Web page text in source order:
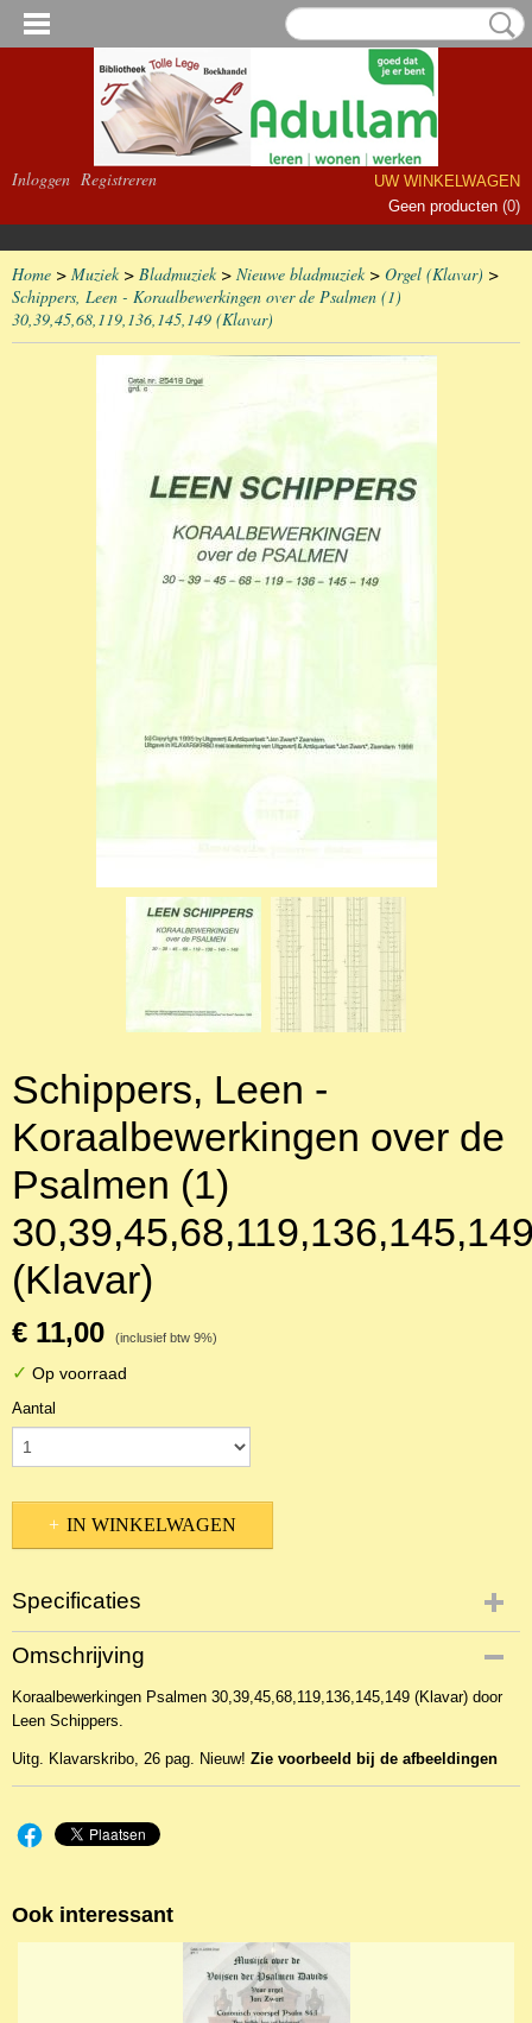
Inloggen Registreren
UW WINKELWAGEN
Geen producten (0)
Home > Muziek> Bladmuziek> Nieuwe bladmuziek> Orgel (Klavar) >
Schippers, Leen - Koraalbewerkingen over de Psalmen (1)
30,39,45,68,119,136,145,149 (Klavar)
Schippers, Leen -
Koraalbewerkingen over de
Psalmen (1)
(Klavar)
€ 11,00 (inclusief btw 9%)
✓ Op voorraad
Aantal
IN WINKELWAGEN
Specificaties
Productcode
NBLKOr-16773
EAN code
KL 25418
Omschrijving
Koraalbewerkingen Psalmen 30,39,45,68,119,136,145,149 (Klavar) door
Leen Schippers.
Uitg. Klavarskribo, 26 pag. Nieuw! Zie voorbeeld bij de afbeeldingen
Ook interessant